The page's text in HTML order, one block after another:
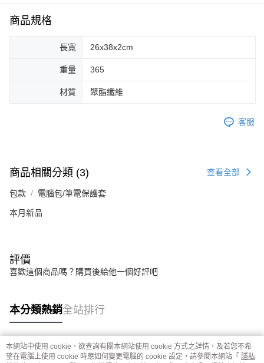
ATM／網路銀行／等多元方式進行付款，方視為交易完成。
購買商品的店家。未經商家同意取消之訂單仍視為有效，需透過AFTEE先享
後付繳納相關費用。
※ 交易是否成功請以「AFTEE先享後付 」之結帳頁面顯示為準，若有關於
是否繳費成功／繳費後需取消欲退款等相關疑問，請聯繫「AFTEE先享後付
１．透過由恩沛科技股份有限公司提供之「AFTEE先享後付」服務完成之交
易，需依本服務之必要範圍內提供個人資料，並將交易相關給付款項請求債
３．未成年的使用者請事先徵得法定代理人或監護人之同意方可使用
「AFTEE先享後付」，若未經同意申辦者引起之損失，本公司不負相關責
任。
時審查核予不同之上限額度；若仍有額度不足之情形，本公司將視審查結果
每筆NT$80，滿NT$1,000(含以上)免運費
每筆NT$80，滿NT$1,000(含以上)免運費
每筆NT$80，滿NT$1,000(含以上)免運費
商品規格
長寬 26x38x2cm
重量 365
材質 聚酯纖維
客服
商品相關分類 (3) 查看全部
包款 電腦包/筆電保護套
本月新品
評價
喜歡這個商品嗎？購買後給他一個好評吧
本分類熱銷全站排行
熱門標籤
本網站中使用 cookie，欲查詢有關本網站使用 cookie 方式之詳情，及若您不希
望在電腦上使用 cookie 時應如何變更電腦的 cookie 設定，請參閱本網站「 隱私